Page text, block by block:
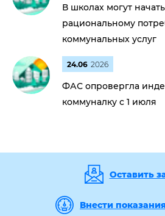
В школах могут
рациональному
коммунальных услуг
24.06 2026
ФАС опровергла
коммуналку с 1 июля
Оставить
Внести